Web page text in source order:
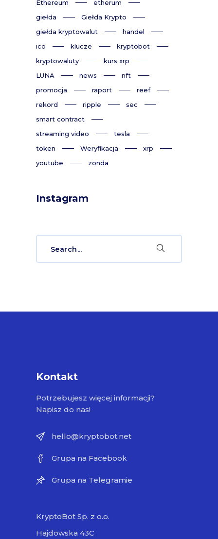
Ethereum
etherum
giełda
Giełda Krypto
giełda kryptowalut
handel
ico
klucze
kryptobot
kryptowaluty
kurs xrp
LUNA
news
nft
promocja
raport
reef
rekord
ripple
sec
smart contract
streaming video
tesla
token
Weryfikacja
xrp
youtube
zonda
Instagram
Kontakt
Potrzebujesz więcej informacji?
Napisz do nas!
hello@kryptobot.net
Grupa na Facebook
Grupa na Telegramie
KryptoBot Sp. z o.o.
Hajdowska 43C